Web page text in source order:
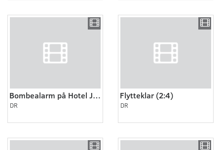
Bombealarm på Hotel Jørgensen
DR
Flytteklar (2:4)
DR